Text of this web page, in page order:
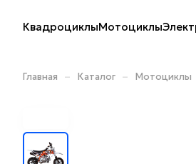
КвадроциклыМотоциклы
Главная – Каталог – Мотоциклы